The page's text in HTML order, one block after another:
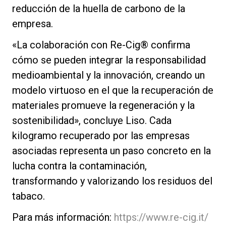
reducción de la huella de carbono de la
empresa.
«La colaboración con Re-Cig® confirma
cómo se pueden integrar la responsabilidad
medioambiental y la innovación, creando un
modelo virtuoso en el que la recuperación de
materiales promueve la regeneración y la
sostenibilidad», concluye Liso. Cada
kilogramo recuperado por las empresas
asociadas representa un paso concreto en la
lucha contra la contaminación,
transformando y valorizando los residuos del
tabaco.
Para más información: https://www.re-cig.it/